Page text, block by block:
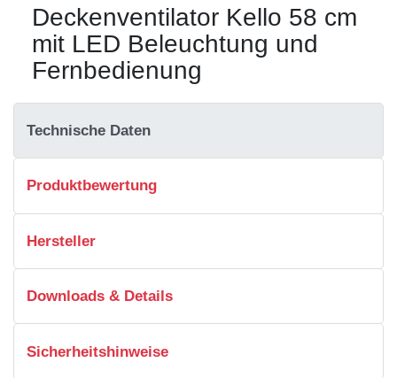
Deckenventilator Kello 58 cm
mit LED Beleuchtung und
Fernbedienung
Technische Daten
Produktbewertung
Hersteller
Downloads & Details
Sicherheitshinweise